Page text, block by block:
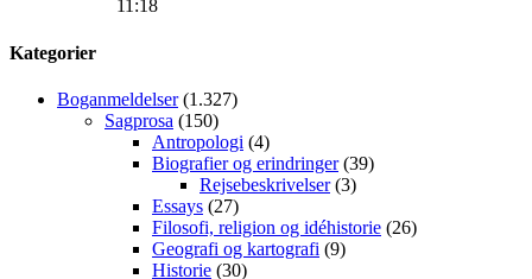
11:18
Kategorier
Boganmeldelser(1.327)
Sagprosa (150)
Antropologi (4)
Biografier og erindringer(39)
Rejsebeskrivelser(3)
Essays (27)
Filosofi, religion og idéhistorie (26)
Geografi og kartografi (9)
Historie (30)